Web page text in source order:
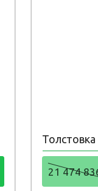
Толстовка
21 474